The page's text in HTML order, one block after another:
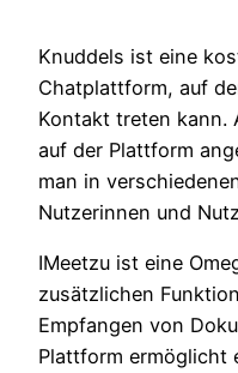
Knuddels ist eine
Chatplattform, auf
Kontakt treten kann.
auf der Plattform
man in
Nutzerinnen und
IMeetzu ist eine
zusätzlichen
Empfangen von
Plattform ermöglicht